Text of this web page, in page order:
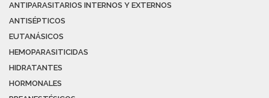
ANTIPARASITARIOS INTERNOS Y EXTERNOS
ANTISÉPTICOS
EUTANÁSICOS
HEMOPARASITICIDAS
HIDRATANTES
HORMONALES